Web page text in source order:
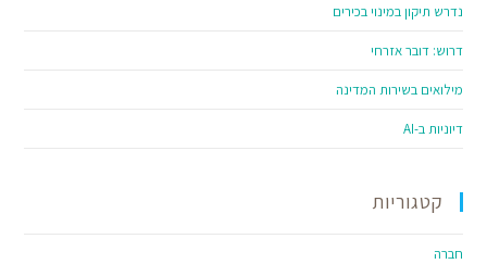
נדרש תיקון במינוי בכירים
דרוש: דובר אזרחי
מילואים בשירות המדינה
דיוניות ב-AI
קטגוריות
חברה